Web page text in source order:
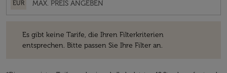
EUR
Es gibt keine Tarife, die Ihren Filterkriterien
entsprechen. Bitte passen Sie Ihre Filter an.